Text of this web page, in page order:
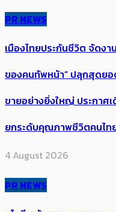
PR NEWS
เมืองไทยประกันชีวิต จัดงา
ของคนทัพหน้า” ปลุกสุดยอ
ขายอย่างยิ่งใหญ่ ประกาศ
ยกระดับคุณภาพชีวิตคนไท
4 August 2026
PR NEWS